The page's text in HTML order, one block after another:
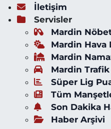
İletişim
Servisler
Mardin
Mardin Hava
Mardin
Mardin Trafik
Süper Lig
Tüm
Son Dakika
Haber Arşivi